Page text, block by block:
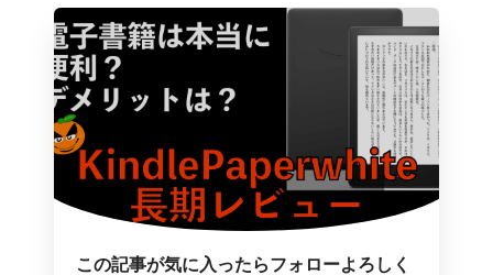
この記事が気に入ったらフォローよろしく